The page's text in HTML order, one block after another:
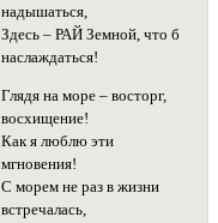
надышаться,
Здесь – РАЙ Земной, что б
наслаждаться!
Глядя на море – восторг,
восхищение!
Как я люблю эти
мгновения!
С морем не раз в жизни
встречалась,